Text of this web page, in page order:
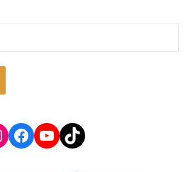
Facebook
YouTube
TikTok